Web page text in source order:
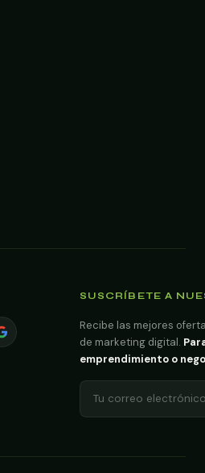
SUSCRÍBETE A
Recibe las mejores
de marketing digital.
emprendimiento o